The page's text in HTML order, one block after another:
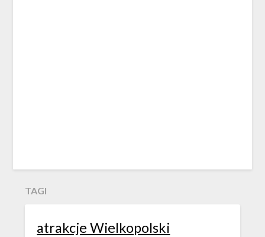
TAGI
atrakcje Wielkopolski